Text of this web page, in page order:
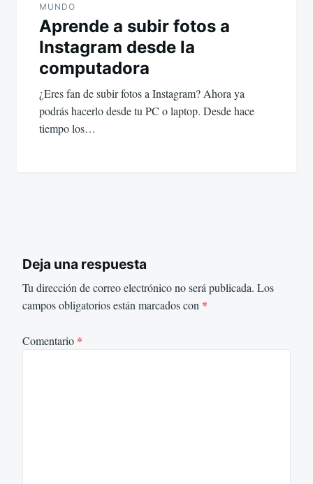
MUNDO
Aprende a subir fotos a
Instagram desde la
computadora
¿Eres fan de subir fotos a Instagram? Ahora ya
podrás hacerlo desde tu PC o laptop. Desde hace
tiempo los…
Deja una respuesta
Tu dirección de correo electrónico no será publicada. Los
campos obligatorios están marcados con *
Comentario *